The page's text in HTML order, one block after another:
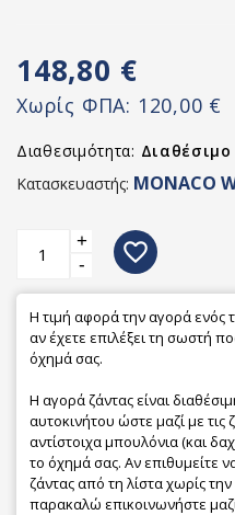
148,80 €
Χωρίς ΦΠΑ: 120,00 €
Διαθεσιμότητα:
Κατασκευαστής: MONACO
+
-
favorite_border
Η τιμή αφορά την αγορά ενός
αν έχετε επιλέξει τη σωστή
όχημά σας.
Η αγορά ζάντας είναι
αυτοκινήτου ώστε μαζί με τις
αντίστοιχα μπουλόνια (και
το όχημά σας. Αν επιθυμείτε
ζάντας από τη λίστα χωρίς
παρακαλώ επικοινωνήστε